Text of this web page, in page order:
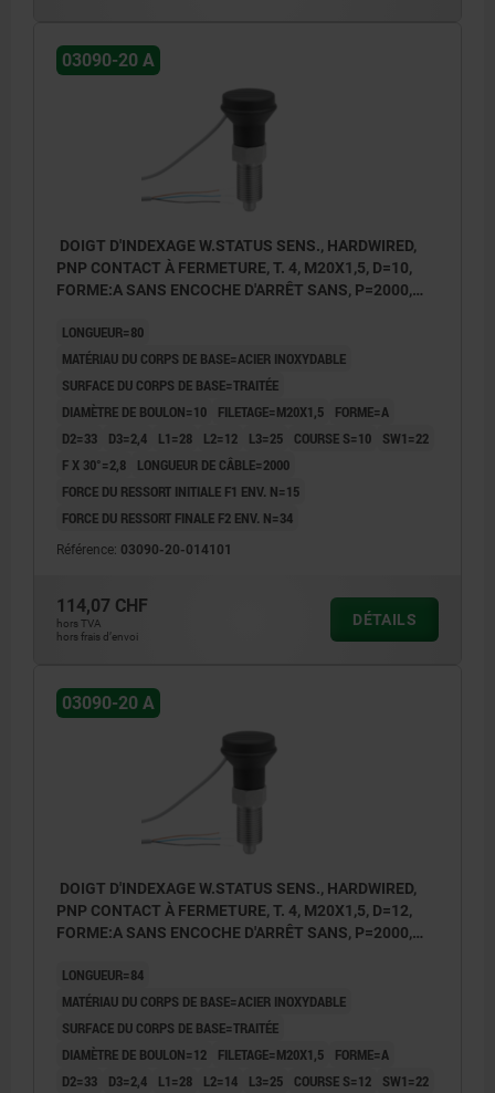
03090-20 A
DOIGT D'INDEXAGE W.STATUS SENS., HARDWIRED,
PNP CONTACT À FERMETURE, T. 4, M20X1,5, D=10,
FORME:A SANS ENCOCHE D'ARRÊT SANS, P=2000,
GRIS FONCÉ RAL7021
LONGUEUR=80
MATÉRIAU DU CORPS DE BASE=ACIER INOXYDABLE
SURFACE DU CORPS DE BASE=TRAITÉE
DIAMÈTRE DE BOULON=10
FILETAGE=M20X1,5
FORME=A
D2=33
D3=2,4 L1=28 L2=12 L3=25 COURSE S=10
SW1=22
F X 30°=2,8
LONGUEUR DE CÂBLE=2000
FORCE DU RESSORT INITIALE F1 ENV. N=15
FORCE DU RESSORT FINALE F2 ENV. N=34
Référence: 03090-20-014101
114,07 CHF
hors TVA
hors frais d’envoi
DÉTAILS
03090-20 A
DOIGT D'INDEXAGE W.STATUS SENS., HARDWIRED,
PNP CONTACT À FERMETURE, T. 4, M20X1,5, D=12,
FORME:A SANS ENCOCHE D'ARRÊT SANS, P=2000,
GRIS FONCÉ RAL7021
LONGUEUR=84
MATÉRIAU DU CORPS DE BASE=ACIER INOXYDABLE
SURFACE DU CORPS DE BASE=TRAITÉE
DIAMÈTRE DE BOULON=12
FILETAGE=M20X1,5
FORME=A
D2=33
D3=2,4 L1=28 L2=14 L3=25 COURSE S=12
SW1=22